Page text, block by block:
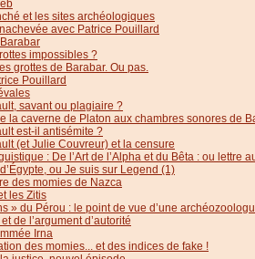
et les sites archéologiques
avec Patrice Pouillard
impossibles ?
grottes de Barabar. Ou pas.
Pouillard
savant ou plagiaire ?
la caverne de Platon aux chambres sonores de
est-il antisémite ?
(et Julie Couvreur) et la censure
: De l’Art de l’Alpha et du Bêta : ou lettre
ou Je suis sur Legend (1)
des momies de Nazca
les Zitis
» du Pérou : le point de vue d’une
de l’argument d’autorité
Irna
des momies... et des indices de fake !